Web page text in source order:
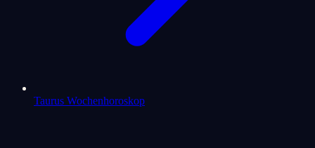
Taurus Wochenhoroskop